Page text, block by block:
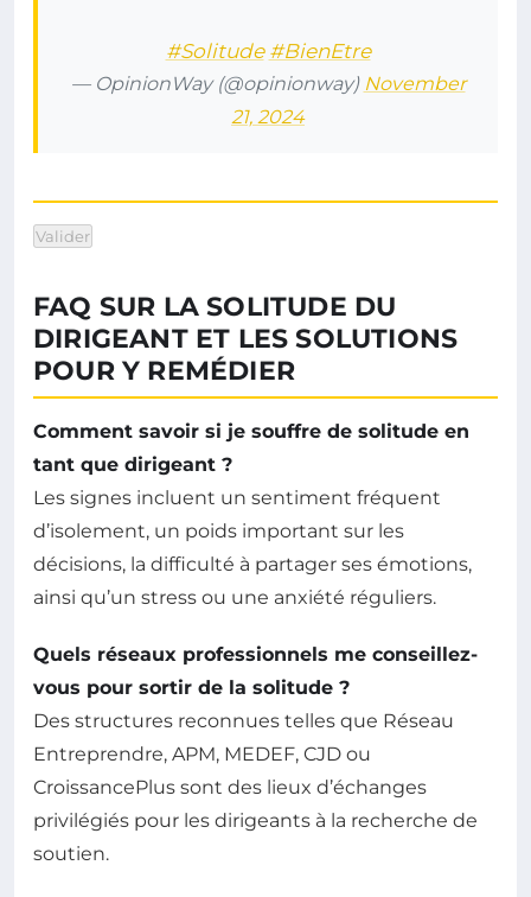
#Solitude #BienEtre
— OpinionWay (@opinionway) November
21, 2024
Valider
FAQ SUR LA SOLITUDE DU
DIRIGEANT ET LES SOLUTIONS
POUR Y REMÉDIER
Comment savoir si je souffre de solitude en
tant que dirigeant ?
Les signes incluent un sentiment fréquent
d’isolement, un poids important sur les
décisions, la difficulté à partager ses émotions,
ainsi qu’un stress ou une anxiété réguliers.
Quels réseaux professionnels me conseillez-
vous pour sortir de la solitude ?
Des structures reconnues telles que Réseau
Entreprendre, APM, MEDEF, CJD ou
CroissancePlus sont des lieux d’échanges
privilégiés pour les dirigeants à la recherche de
soutien.